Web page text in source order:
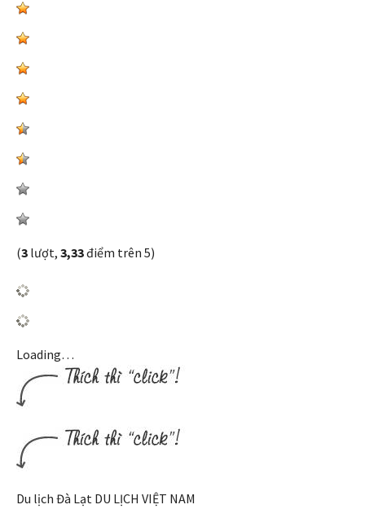
(3 lượt, 3,33điểm trên 5)
Loading…
Du lịch Đà Lạt DU LỊCH VIỆT NAM